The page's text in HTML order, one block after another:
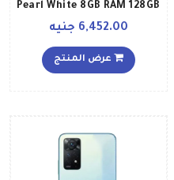
Pearl White 8GB RAM 128GB
Middle East Version
6,452.00 جنيه
عرض المنتج